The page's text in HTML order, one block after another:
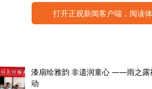
工组织孩子们开展了安全知识小问答
的互动中巩固了学到的安全知识，加
一个个造型生动的安全主题积木就
，脸上满是成就感。
打开正观新闻客户端，阅读
漆扇绘雅韵 非遗润童心 ——雨之露
动